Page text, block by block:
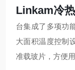
Linkam冷
台集成了多项功
大面积温度控制
准载玻片，方便